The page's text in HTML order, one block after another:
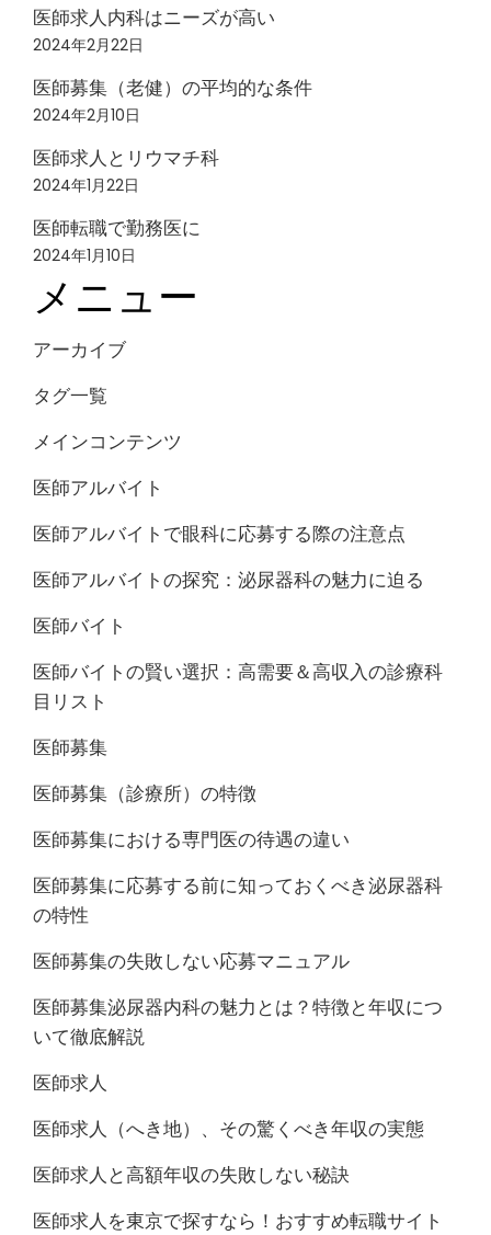
医師求人内科はニーズが高い
2024年2月22日
医師募集（老健）の平均的な条件
2024年2月10日
医師求人とリウマチ科
2024年1月22日
医師転職で勤務医に
2024年1月10日
メニュー
アーカイブ
タグ一覧
メインコンテンツ
医師アルバイト
医師アルバイトで眼科に応募する際の注意点
医師アルバイトの探究：泌尿器科の魅力に迫る
医師バイト
医師バイトの賢い選択：高需要＆高収入の診療科
目リスト
医師募集
医師募集（診療所）の特徴
医師募集における専門医の待遇の違い
医師募集に応募する前に知っておくべき泌尿器科
の特性
医師募集の失敗しない応募マニュアル
医師募集泌尿器内科の魅力とは？特徴と年収につ
いて徹底解説
医師求人
医師求人（へき地）、その驚くべき年収の実態
医師求人と高額年収の失敗しない秘訣
医師求人を東京で探すなら！おすすめ転職サイト